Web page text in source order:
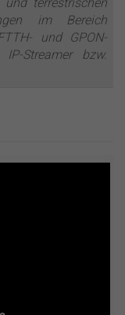
im Bereich
und GPON-
Streamer bzw.